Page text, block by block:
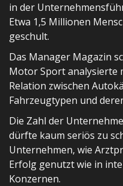
in der
Etwa 1,5 Millionen
geschult.
Das Manager Magazin
Motor Sport analysierte
Relation zwischen
Fahrzeugtypen und
Die Zahl der
dürfte kaum seriös zu
Unternehmen, wie
Erfolg genutzt wie in
Konzernen.